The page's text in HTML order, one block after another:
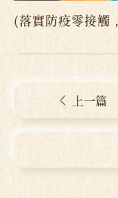
(落實防疫零接觸
上一篇